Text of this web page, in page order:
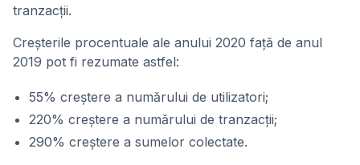
tranzacții.
Creșterile procentuale ale anului 2020 față de anul
2019 pot fi rezumate astfel:
55% creștere a numărului de utilizatori;
220% creștere a numărului de tranzacții;
290% creștere a sumelor colectate.